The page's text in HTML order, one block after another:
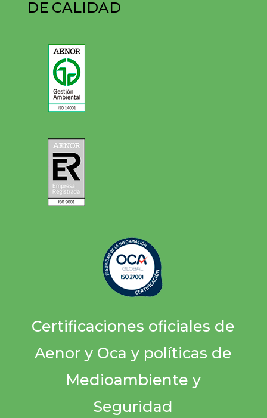
DE CALIDAD
Certificaciones oficiales de
Aenor y Oca y políticas de
Medioambiente y
Seguridad